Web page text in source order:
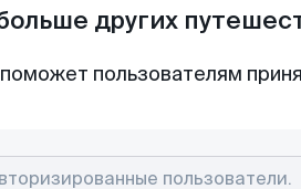
других
пользователям